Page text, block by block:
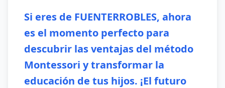
Si eres de FUENTERROBLES, ahora
es el momento perfecto para
descubrir las ventajas del método
Montessori y transformar la
educación de tus hijos. ¡El futuro